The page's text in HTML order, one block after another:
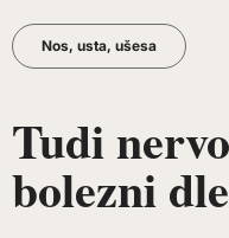
Nos, usta, ušesa
Tudi
bolezni